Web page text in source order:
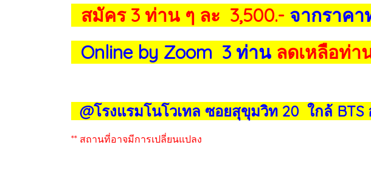
สมัคร 3 ท่าน ๆ ละ 3,500.- จากราค
Online by Zoom 3 ท่าน ลดเหลือท่า
@โรงแรมโนโวเทล ซอยสุขุมวิท 20 ใกล้ BTS
** สถานที่อาจมีการเปลี่ยนแปลง